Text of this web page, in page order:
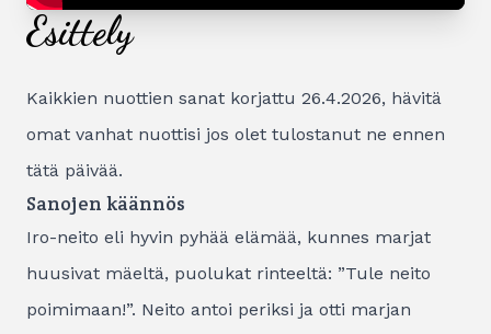
Esittely
Kaikkien nuottien sanat korjattu 26.4.2026, hävitä
omat vanhat nuottisi jos olet tulostanut ne ennen
tätä päivää.
Sanojen käännös
Iro-neito eli hyvin pyhää elämää, kunnes marjat
huusivat mäeltä, puolukat rinteeltä: ”Tule neito
poimimaan!”. Neito antoi periksi ja otti marjan